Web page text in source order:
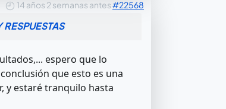
14 años 2 semanas antes#22568
espero que lo
que esto es una
y estaré tranquilo hasta